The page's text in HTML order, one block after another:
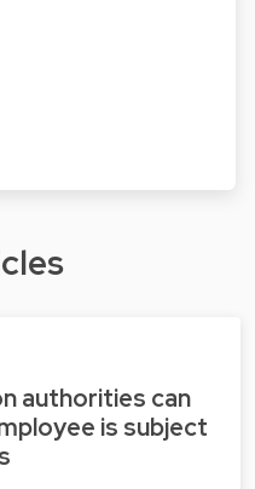
authorities can
is subject